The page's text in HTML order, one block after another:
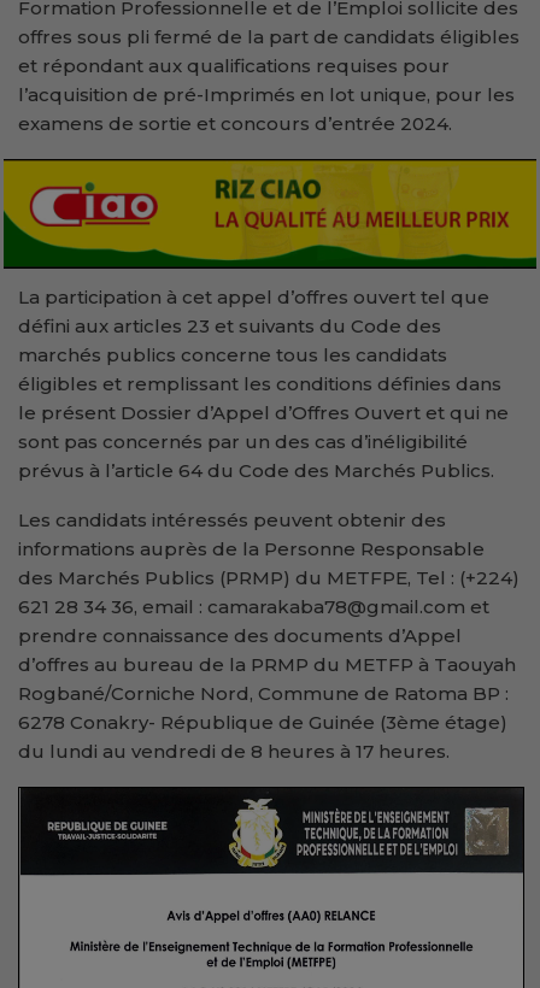
Formation Professionnelle et de l’Emploi sollicite des
offres sous pli fermé de la part de candidats éligibles
et répondant aux qualifications requises pour
l’acquisition de pré-Imprimés en lot unique, pour les
examens de sortie et concours d’entrée 2024.
La participation à cet appel d’offres ouvert tel que
défini aux articles 23 et suivants du Code des
marchés publics concerne tous les candidats
éligibles et remplissant les conditions définies dans
le présent Dossier d’Appel d’Offres Ouvert et qui ne
sont pas concernés par un des cas d’inéligibilité
prévus à l’article 64 du Code des Marchés Publics.
Les candidats intéressés peuvent obtenir des
informations auprès de la Personne Responsable
des Marchés Publics (PRMP) du METFPE, Tel : (+224)
621 28 34 36, email : camarakaba78@gmail.com et
prendre connaissance des documents d’Appel
d’offres au bureau de la PRMP du METFP à Taouyah
Rogbané/Corniche Nord, Commune de Ratoma BP :
6278 Conakry- République de Guinée (3ème étage)
du lundi au vendredi de 8 heures à 17 heures.